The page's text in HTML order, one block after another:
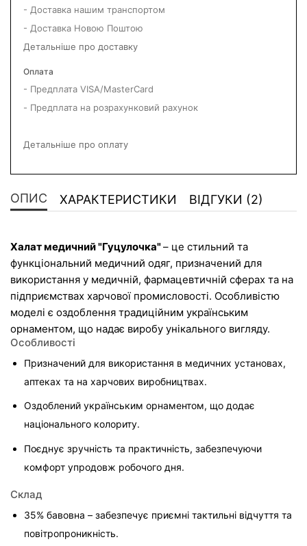
- Доставка нашим транспортом
- Доставка Новою Поштою
Детальніше про доставку
Оплата
- Предплата VISA/MasterCard
- Предплата на розрахунковий рахунок
Детальніше про оплату
ОПИС ХАРАКТЕРИСТИКИ ВІДГУКИ (2)
Халат медичний "Гуцулочка" – це стильний та
функціональний медичний одяг, призначений для
використання у медичній, фармацевтичній сферах та на
підприємствах харчової промисловості. Особливістю
моделі є оздоблення традиційним українським
орнаментом, що надає виробу унікального вигляду.
Особливості
Призначений для використання в медичних установах,
аптеках та на харчових виробництвах.
Оздоблений українським орнаментом, що додає
національного колориту.
Поєднує зручність та практичність, забезпечуючи
комфорт упродовж робочого дня.
Склад
35% бавовна – забезпечує приємні тактильні відчуття та
повітропроникність.